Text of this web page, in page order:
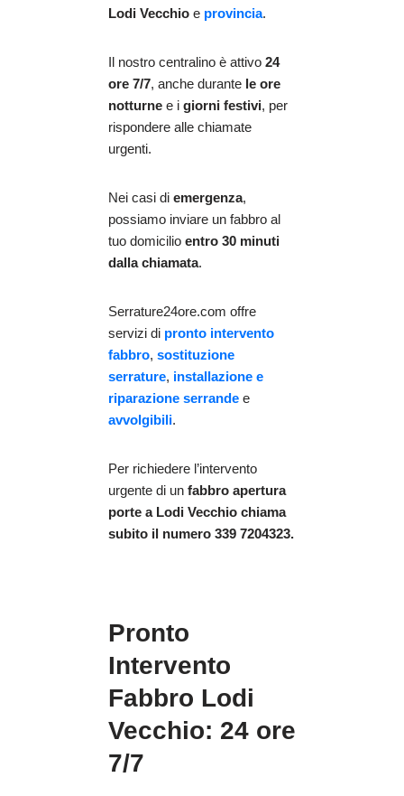
Lodi Vecchio e provincia.
Il nostro centralino è attivo 24
ore 7/7, anche durante le ore
notturne e i giorni festivi, per
rispondere alle chiamate
urgenti.
Nei casi di emergenza,
possiamo inviare un fabbro al
tuo domicilio entro 30 minuti
dalla chiamata.
Serrature24ore.com offre
servizi di pronto intervento
fabbro, sostituzione
serrature, installazione e
riparazione serrande e
avvolgibili.
Per richiedere l’intervento
urgente di un fabbro apertura
porte a Lodi Vecchio chiama
subito il numero 339 7204323.
Pronto
Intervento
Fabbro Lodi
Vecchio: 24 ore
7/7